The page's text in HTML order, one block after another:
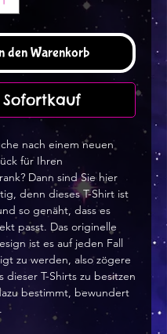
den Warenkorb
Sofortkauf
nach einem neuen
für Ihren
Dann sind Sie hier
denn dieses T-Shirt ist
so genäht, dass es
passt. Das originelle
ist es auf jeden Fall
zu werden, also zögere
dieser T-Shirts zu besitzen
bestimmt, bewundert